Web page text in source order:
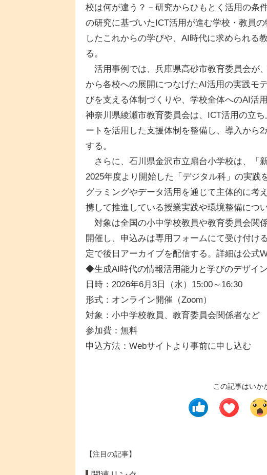
校は何が違う？－研究からひもとく活用の条
の研究に基づいたICT活用が進む学校・教員
したこれからの学びや、AI時代に求められる
る。
活用事例では、兵庫県高砂市教育委員会が
から各校への展開につなげたAI活用の実践モ
びを支える体制づくりや、学校全体へのAI活
神奈川県綾瀬市教育委員会は、ICT活用の立
ートを活用した支援体制を整備し、導入から
する。
さらに、石川県金沢市立扇台小学校は、「
2025年度より開始した「デジタル科」の実践
グラミングやデータ活用を通じて主体的に考
携して推進している授業実践や環境整備につ
対象は全国の小中学校教員や教育委員会関
開催し、申込みは専用フォームにて受け付け
定で後日アーカイブを配信する。詳細は公式
◆生成AI時代の情報活用能力と学びのデザイ
日時：2026年6月3日（水）15:00～16:30
形式：オンライン開催（Zoom）
対象：小中学校教員、教育委員会関係者など
参加費：無料
申込方法：Webサイトより事前に申し込む
この記事はいか
【注目の記事】